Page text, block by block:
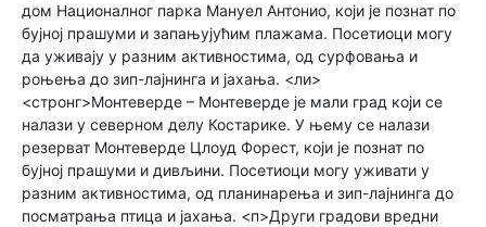
дом Националног парка Мануел Антонио, који је познат по
бујној прашуми и запањујућим плажама. Посетиоци могу
да уживају у разним активностима, од сурфовања и
роњења до зип-лајнинга и јахања. <ли>
<стронг>Монтеверде – Монтеверде је мали град који се
налази у северном делу Костарике. У њему се налази
резерват Монтеверде Цлоуд Форест, који је познат по
бујној прашуми и дивљини. Посетиоци могу уживати у
разним активностима, од планинарења и зип-лајнинга до
посматрања птица и јахања. <п>Други градови вредни